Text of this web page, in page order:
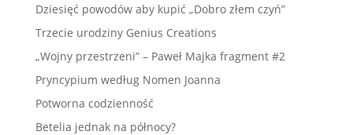
Dziesięć powodów aby kupić „Dobro złem czyń”
Trzecie urodziny Genius Creations
„Wojny przestrzeni” – Paweł Majka fragment #2
Pryncypium według Nomen Joanna
Potworna codzienność
Betelia jednak na północy?